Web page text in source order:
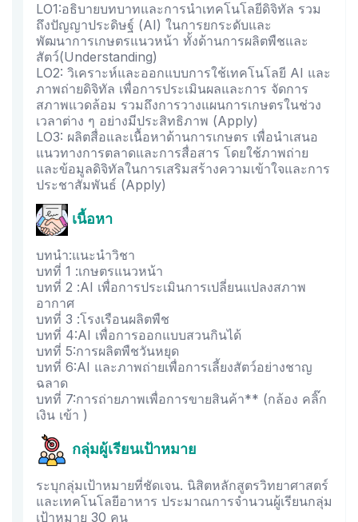
LO1:อธิบายบทบาทและการนําเทคโนโลยีดิจิทัล รวม
ถึงปัญญาประดิษฐ์ (AI) ในการยกระดับและ
พัฒนาการเกษตรแนวหน้า ทั้งด้านการผลิตพืชและ
สัตว์(Understanding)
LO2: วิเคราะห์และออกแบบการใช้เทคโนโลยี AI และ
ภาพถ่ายดิจิทัล เพื่อการประเมินผลและการ จัดการ
สภาพแวดล้อม รวมถึงการวางแผนการเกษตรในช่วง
เวลาต่าง ๆ อย่างมีประสิทธิภาพ (Apply)
LO3: ผลิตสื่อและเนื้อหาด้านการเกษตร เพื่อนําเสนอ
แนวทางการตลาดและการสื่อสาร โดยใช้ภาพถ่าย
และข้อมูลดิจิทัลในการเสริมสร้างความเข้าใจและการ
ประชาสัมพันธ์ (Apply)
เนื้อหา
บทนำ:แนะนำวิชา
บทที่ 1 :เกษตรแนวหน้า
บทที่ 2 :AI เพื่อการประเมินการเปลี่ยนแปลงสภาพ
อากาศ
บทที่ 3 :โรงเรือนผลิตพืช
บทที่ 4:AI เพื่อการออกแบบสวนกินได้
บทที่ 5:การผลิตพืชวันหยุด
บทที่ 6:AI และภาพถ่ายเพื่อการเลี้ยงสัตว์อย่างชาญ
ฉลาด
บทที่ 7:การถ่ายภาพเพื่อการขายสินค้า** (กล้อง คลิ๊ก
เงิน เข้า )
กลุ่มผู้เรียนเป้าหมาย
ระบุกลุ่มเป้าหมายที่ชัดเจน. นิสิตหลักสูตรวิทยาศาสตร์
และเทคโนโลยีอาหาร ประมาณการจำนวนผู้เรียนกลุ่ม
เป้าหมาย 30 คน